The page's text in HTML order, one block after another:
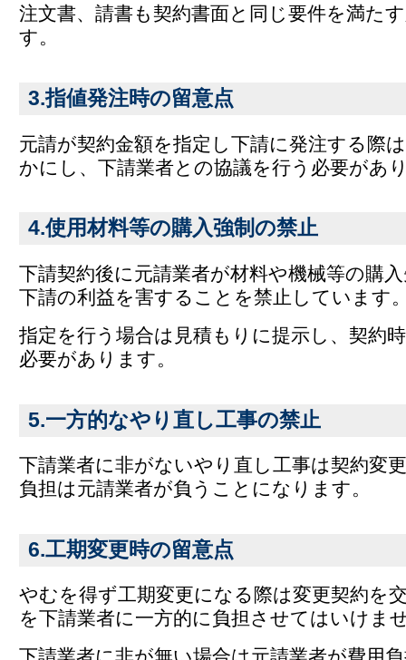
注文書、請書も契約書面と同じ要件を満た
す。
3.指値発注時の留意点
元請が契約金額を指定し下請に発注する際
かにし、下請業者との協議を行う必要があ
4.使用材料等の購入強制の禁止
下請契約後に元請業者が材料や機械等の購
下請の利益を害することを禁止しています
指定を行う場合は見積もりに提示し、契約
必要があります。
5.一方的なやり直し工事の禁止
下請業者に非がないやり直し工事は契約変
負担は元請業者が負うことになります。
6.工期変更時の留意点
やむを得ず工期変更になる際は変更契約を
を下請業者に一方的に負担させてはいけま